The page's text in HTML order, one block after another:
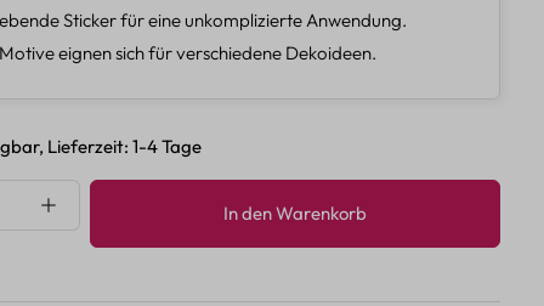
Sticker für eine unkomplizierte Anwendung.
eignen sich für verschiedene Dekoideen.
Lieferzeit: 1-4 Tage
Gib den gewünschten Wert ein
In den Warenkorb